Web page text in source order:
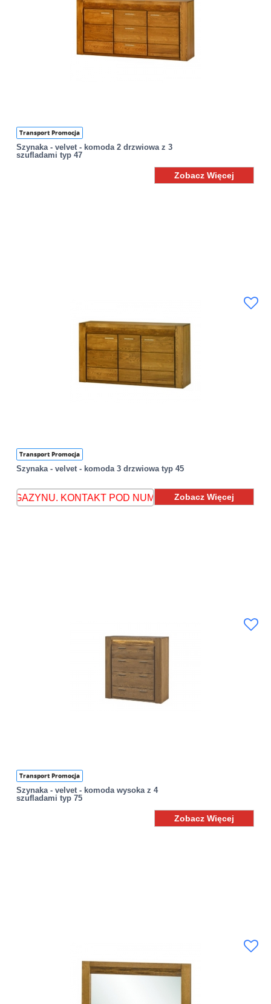
Transport Promocja
Szynaka - velvet - komoda 2 drzwiowa z 3
szufladami typ 47
Zobacz Więcej
Transport Promocja
Szynaka - velvet - komoda 3 drzwiowa typ 45
KONTAKT POD NUMEREM 608 893 118 MEBLE
Zobacz Więcej
Transport Promocja
Szynaka - velvet - komoda wysoka z 4
szufladami typ 75
Zobacz Więcej